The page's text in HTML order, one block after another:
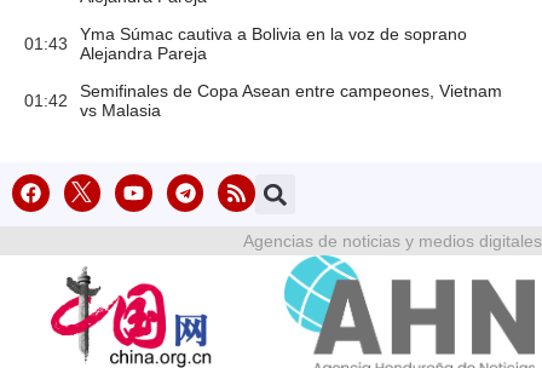
01:43
Yma Súmac cautiva a Bolivia en la voz de soprano
Alejandra Pareja
01:42
Semifinales de Copa Asean entre campeones, Vietnam
vs Malasia
Agencias de noticias y medios digitales